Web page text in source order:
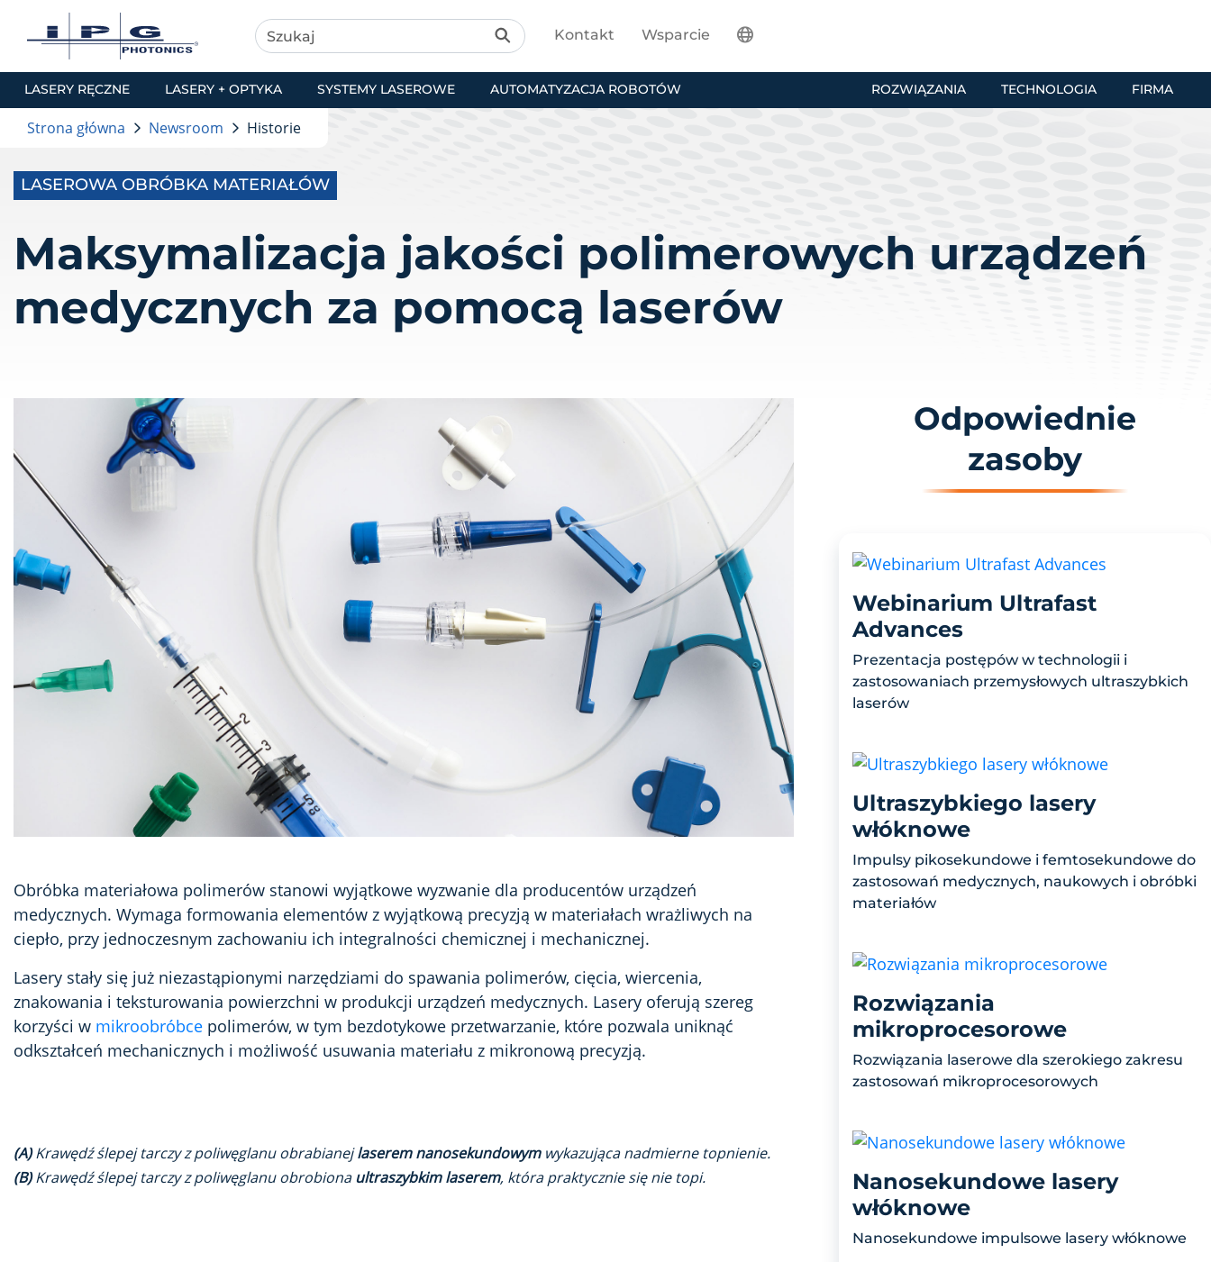
LASERY RĘCZNE LASERY + OPTYKA SYSTEMY LASEROWE AUTOMATYZACJA ROBOTÓW ROZWIĄZANIA TECHNOLOGIA FIRMA
Kontakt Wsparcie
Strona główna Newsroom Historie
LASEROWA OBRÓBKA MATERIAŁÓW
Maksymalizacja jakości polimerowych urządzeń
medycznych za pomocą laserów
Obróbka materiałowa polimerów stanowi wyjątkowe wyzwanie dla producentów urządzeń
medycznych. Wymaga formowania elementów z wyjątkową precyzją w materiałach wrażliwych na
ciepło, przy jednoczesnym zachowaniu ich integralności chemicznej i mechanicznej.
Lasery stały się już niezastąpionymi narzędziami do spawania polimerów, cięcia, wiercenia,
znakowania i teksturowania powierzchni w produkcji urządzeń medycznych. Lasery oferują szereg
korzyści w mikroobróbce polimerów, w tym bezdotykowe przetwarzanie, które pozwala uniknąć
odkształceń mechanicznych i możliwość usuwania materiału z mikronową precyzją.
(A)Krawędź ślepej tarczy z poliwęglanu obrabianejlaserem nanosekundowymwykazująca nadmierne topnienie.
(B)Krawędź ślepej tarczy z poliwęglanu obrobionaultraszybkim laserem, która praktycznie się nie topi.
Odpowiednie
zasoby
Webinarium Ultrafast
Advances
Prezentacja postępów w technologii i
zastosowaniach przemysłowych ultraszybkich
laserów
Ultraszybkiego lasery
włóknowe
Impulsy pikosekundowe i femtosekundowe do
zastosowań medycznych, naukowych i obróbki
materiałów
Rozwiązania
mikroprocesorowe
Rozwiązania laserowe dla szerokiego zakresu
zastosowań mikroprocesorowych
Nanosekundowe lasery
włóknowe
Nanosekundowe impulsowe lasery włóknowe